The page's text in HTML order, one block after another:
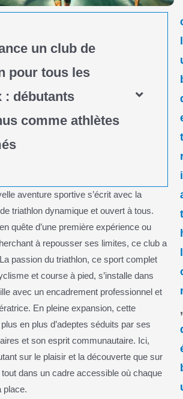
un club de
pour tous les
: débutants
comme athlètes
aventure sportive s’écrit avec la
triathlon dynamique et ouvert à tous.
quête d’une première expérience ou
à repousser ses limites, ce club a
passion du triathlon, ce sport complet
et course à pied, s’installe dans
avec un encadrement professionnel et
En pleine expansion, cette
en plus d’adeptes séduits par ses
et son esprit communautaire. Ici,
sur le plaisir et la découverte que sur
dans un cadre accessible où chaque
place.
l
i
l
,